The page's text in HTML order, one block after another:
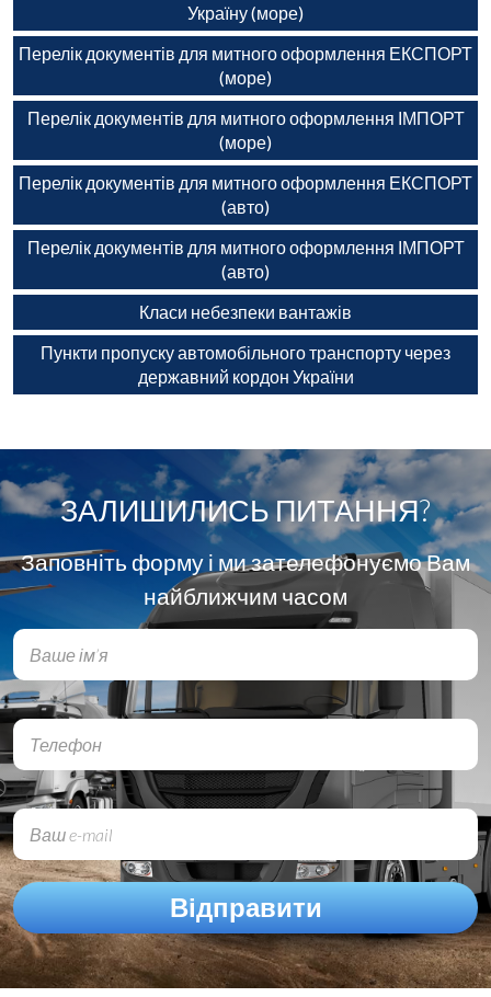
Україну (море)
Перелік документів для митного оформлення ЕКСПОРТ
(море)
Перелік документів для митного оформлення ІМПОРТ
(море)
Перелік документів для митного оформлення ЕКСПОРТ
(авто)
Перелік документів для митного оформлення ІМПОРТ
(авто)
Класи небезпеки вантажів
Пункти пропуску автомобільного транспорту через
державний кордон України
ЗАЛИШИЛИСЬ ПИТАННЯ?
Заповніть форму і ми зателефонуємо Вам
найближчим часом